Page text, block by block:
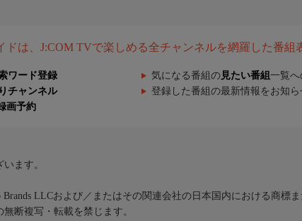
ドは、J:COM TVで楽しめる全チャンネルを網羅した番組
ワード登録 気になる番組の 見たい番組 一覧へ
チャンネル 登録した番組の最新情報をお知ら
画予約
ます。
LLCおよび／またはその関連会社の日本国内における商標ま
断複写・転載を禁じます。